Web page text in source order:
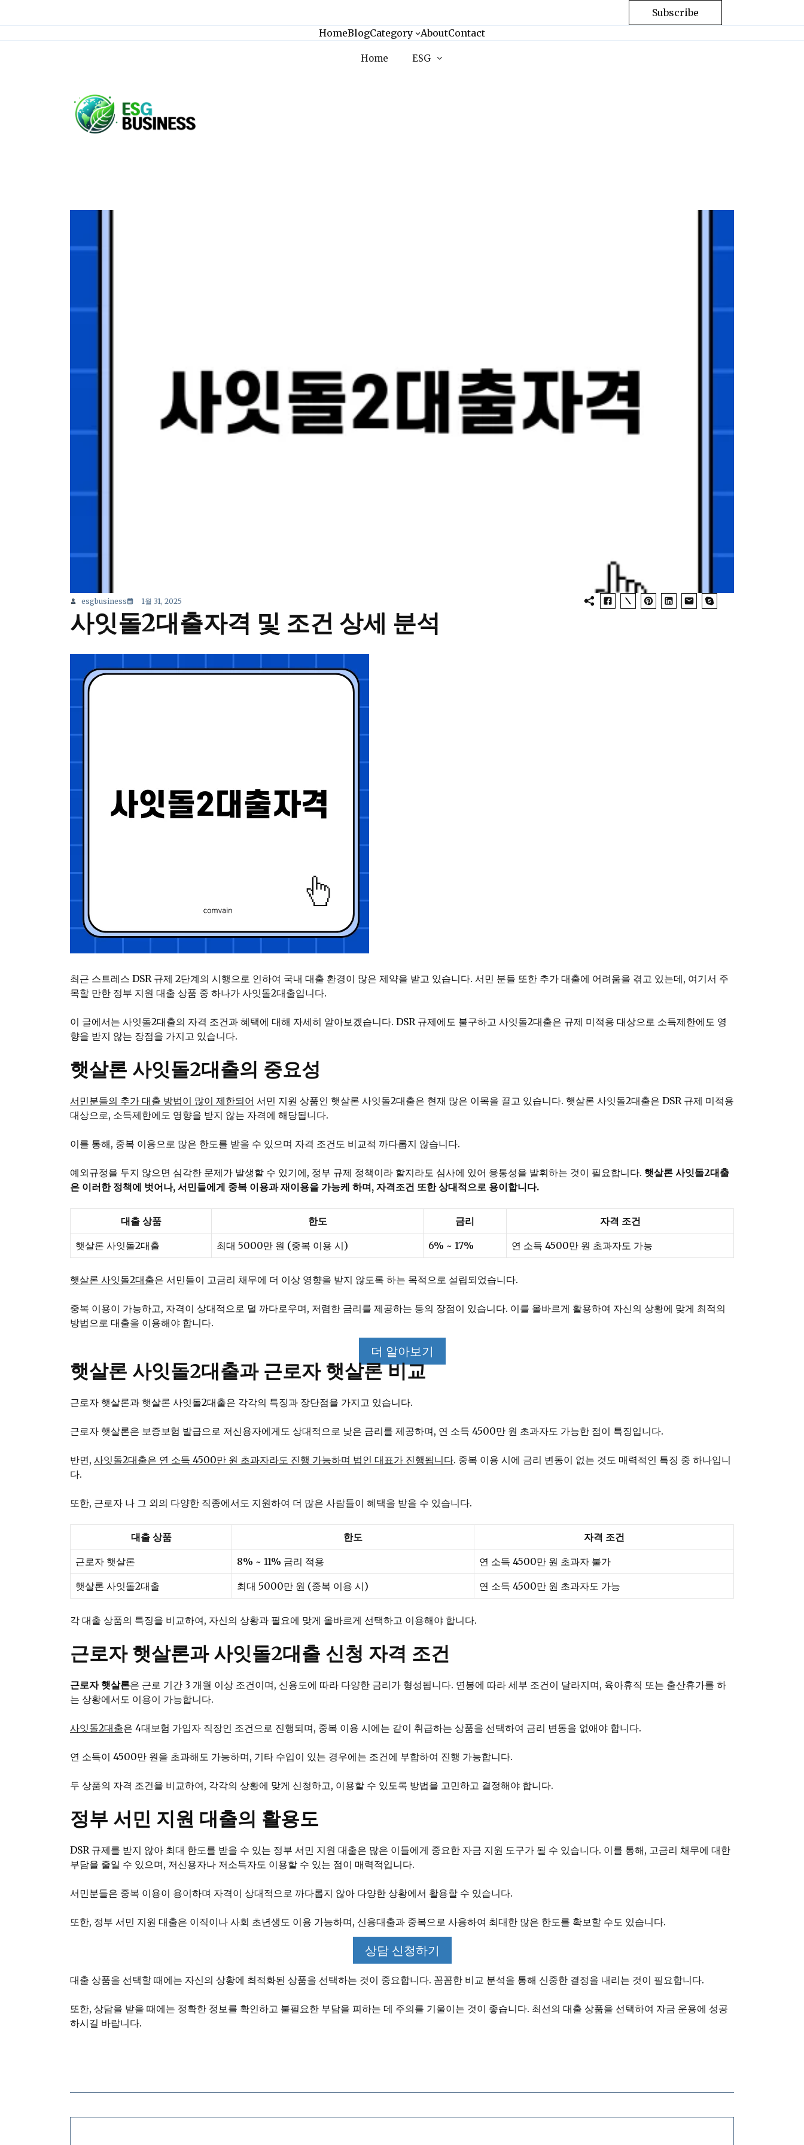
Subscribe
HomeBlogCategory AboutContact
Home ESG
esgbusiness 1월 31, 2025
사잇돌2대출자격 및 조건 상세 분석
최근 스트레스 DSR 규제 2단계의 시행으로 인하여 국내 대출 환경이 많은 제약을 받고 있습니다. 서민 분들 또한 추가 대출에 어려움을 겪고 있는데, 여기서 주
목할 만한 정부 지원 대출 상품 중 하나가 사잇돌2대출입니다.
이 글에서는 사잇돌2대출의 자격 조건과 혜택에 대해 자세히 알아보겠습니다. DSR 규제에도 불구하고 사잇돌2대출은 규제 미적용 대상으로 소득제한에도 영
향을 받지 않는 장점을 가지고 있습니다.
햇살론 사잇돌2대출의 중요성
서민분들의 추가 대출 방법이 많이 제한되어 서민 지원 상품인 햇살론 사잇돌2대출은 현재 많은 이목을 끌고 있습니다. 햇살론 사잇돌2대출은 DSR 규제 미적용
대상으로, 소득제한에도 영향을 받지 않는 자격에 해당됩니다.
이를 통해, 중복 이용으로 많은 한도를 받을 수 있으며 자격 조건도 비교적 까다롭지 않습니다.
예외규정을 두지 않으면 심각한 문제가 발생할 수 있기에, 정부 규제 정책이라 할지라도 심사에 있어 융통성을 발휘하는 것이 필요합니다. 햇살론 사잇돌2대출
은 이러한 정책에 벗어나, 서민들에게 중복 이용과 재이용을 가능케 하며, 자격조건 또한 상대적으로 용이합니다.
대출 상품 한도 금리 자격 조건
햇살론 사잇돌2대출 최대 5000만 원 (중복 이용 시) 6% ~ 17% 연 소득 4500만 원 초과자도 가능
햇살론 사잇돌2대출은 서민들이 고금리 채무에 더 이상 영향을 받지 않도록 하는 목적으로 설립되었습니다.
중복 이용이 가능하고, 자격이 상대적으로 덜 까다로우며, 저렴한 금리를 제공하는 등의 장점이 있습니다. 이를 올바르게 활용하여 자신의 상황에 맞게 최적의
방법으로 대출을 이용해야 합니다.
더 알아보기
햇살론 사잇돌2대출과 근로자 햇살론 비교
근로자 햇살론과 햇살론 사잇돌2대출은 각각의 특징과 장단점을 가지고 있습니다.
근로자 햇살론은 보증보험 발급으로 저신용자에게도 상대적으로 낮은 금리를 제공하며, 연 소득 4500만 원 초과자도 가능한 점이 특징입니다.
반면, 사잇돌2대출은 연 소득 4500만 원 초과자라도 진행 가능하며 법인 대표가 진행됩니다. 중복 이용 시에 금리 변동이 없는 것도 매력적인 특징 중 하나입니
다.
또한, 근로자 나 그 외의 다양한 직종에서도 지원하여 더 많은 사람들이 혜택을 받을 수 있습니다.
대출 상품 한도 자격 조건
근로자 햇살론 8% ~ 11% 금리 적용 연 소득 4500만 원 초과자 불가
햇살론 사잇돌2대출 최대 5000만 원 (중복 이용 시) 연 소득 4500만 원 초과자도 가능
각 대출 상품의 특징을 비교하여, 자신의 상황과 필요에 맞게 올바르게 선택하고 이용해야 합니다.
근로자 햇살론과 사잇돌2대출 신청 자격 조건
근로자 햇살론은 근로 기간 3 개월 이상 조건이며, 신용도에 따라 다양한 금리가 형성됩니다. 연봉에 따라 세부 조건이 달라지며, 육아휴직 또는 출산휴가를 하
는 상황에서도 이용이 가능합니다.
사잇돌2대출은 4대보험 가입자 직장인 조건으로 진행되며, 중복 이용 시에는 같이 취급하는 상품을 선택하여 금리 변동을 없애야 합니다.
연 소득이 4500만 원을 초과해도 가능하며, 기타 수입이 있는 경우에는 조건에 부합하여 진행 가능합니다.
두 상품의 자격 조건을 비교하여, 각각의 상황에 맞게 신청하고, 이용할 수 있도록 방법을 고민하고 결정해야 합니다.
정부 서민 지원 대출의 활용도
DSR 규제를 받지 않아 최대 한도를 받을 수 있는 정부 서민 지원 대출은 많은 이들에게 중요한 자금 지원 도구가 될 수 있습니다. 이를 통해, 고금리 채무에 대한
부담을 줄일 수 있으며, 저신용자나 저소득자도 이용할 수 있는 점이 매력적입니다.
서민분들은 중복 이용이 용이하며 자격이 상대적으로 까다롭지 않아 다양한 상황에서 활용할 수 있습니다.
또한, 정부 서민 지원 대출은 이직이나 사회 초년생도 이용 가능하며, 신용대출과 중복으로 사용하여 최대한 많은 한도를 확보할 수도 있습니다.
상담 신청하기
대출 상품을 선택할 때에는 자신의 상황에 최적화된 상품을 선택하는 것이 중요합니다. 꼼꼼한 비교 분석을 통해 신중한 결정을 내리는 것이 필요합니다.
또한, 상담을 받을 때에는 정확한 정보를 확인하고 불필요한 부담을 피하는 데 주의를 기울이는 것이 좋습니다. 최선의 대출 상품을 선택하여 자금 운용에 성공
하시길 바랍니다.